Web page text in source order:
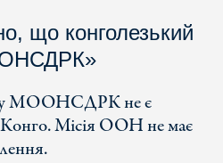
що конголезький
МООНСДРК не є
Місія ООН не має